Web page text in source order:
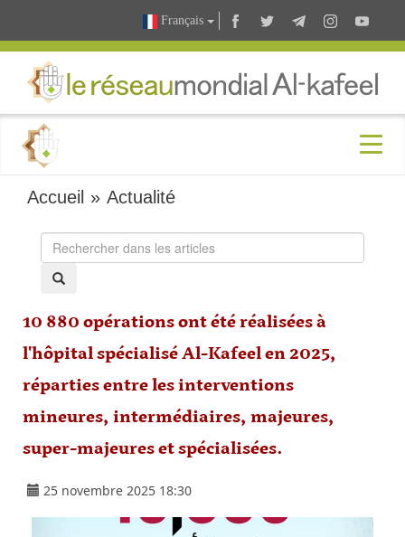
Français
Accueil »Actualité
10 880 opérations ont été réalisées à
l'hôpital spécialisé Al-Kafeel en 2025,
réparties entre les interventions
mineures, intermédiaires, majeures,
super-majeures et spécialisées.
25 novembre 2025 18:30